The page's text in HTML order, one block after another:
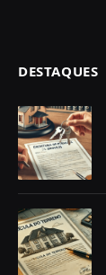
DESTAQUES